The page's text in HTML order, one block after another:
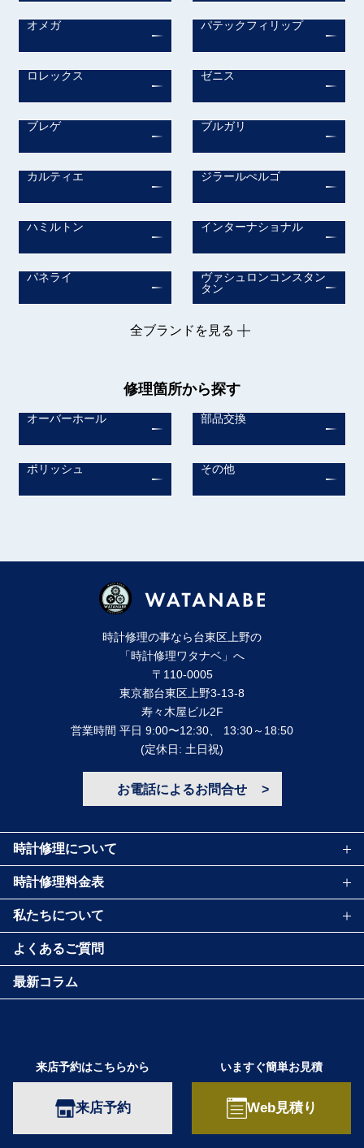
オメガ パテックフィリップ
ロレックス ゼニス
ブレゲ ブルガリ
カルティエ ジラールぺルゴ
ハミルトン インターナショナル
パネライ
ヴァシュロンコンスタン
タン
全ブランドを見る
修理箇所から探す
オーバーホール 部品交換
ポリッシュ その他
時計修理の事なら台東区上野の
「時計修理ワタナベ」へ
〒110-0005
東京都台東区上野3-13-8
寿々⽊屋ビル2F
営業時間 平⽇ 9:00〜12:30、 13:30～18:50
(定休⽇: ⼟⽇祝)
お電話によるお問合せ
時計修理について
時計修理料金表
私たちについて
よくあるご質問
最新コラム
来店予約はこちらから
来店予約
いますぐ簡単お見積
Web見積り